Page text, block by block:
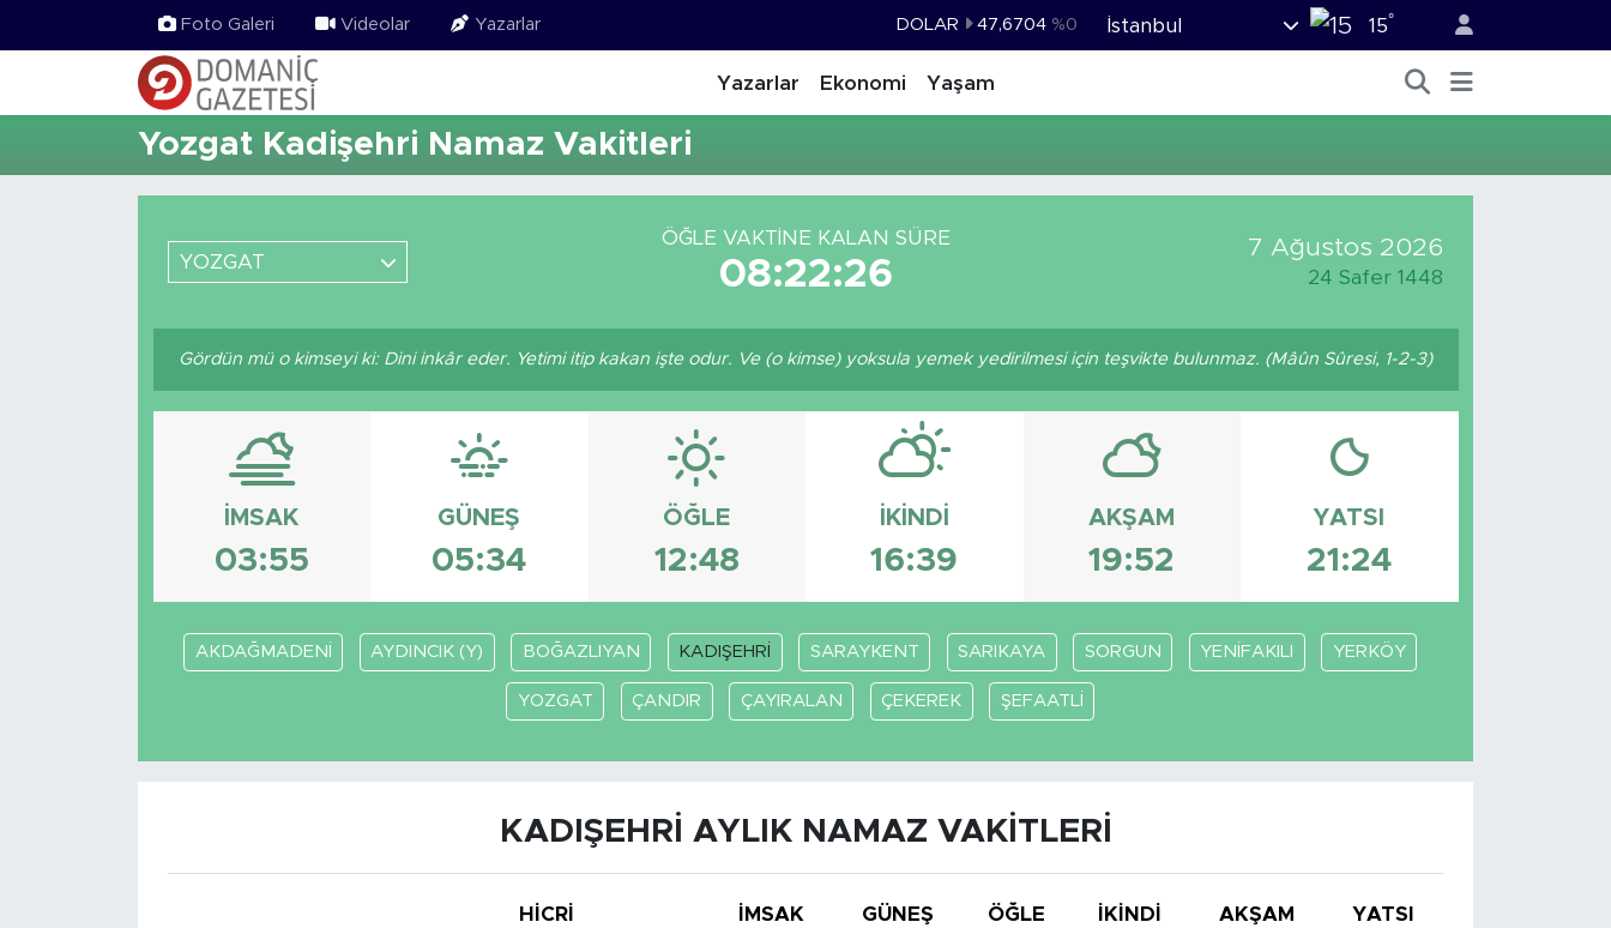
Foto Galeri Videolar Yazarlar DOLAR 47,6704 %0
STERLİN 64,2143 %0
BİST100 13.799 %70
BITCOIN 64.225,61
İstanbul 15°
Yazarlar Ekonomi Yaşam
Yozgat Kadişehri Namaz Vakitleri
YOZGAT
ÖĞLE VAKTINE KALAN SÜRE
08:22:26
7 Ağustos 2026
24 Safer 1448
Gördün mü o kimseyi ki: Dini inkâr eder. Yetimi itip kakan işte odur. Ve (o kimse) yoksula yemek yedirilmesi için teşvikte bulunmaz. (Mâûn Sûresi, 1-2-3)
İMSAK
03:55
GÜNEŞ
05:34
ÖĞLE
12:48
İKINDI
16:39
AKŞAM
19:52
YATSI
21:24
AKDAĞMADENİ AYDINCIK (Y) BOĞAZLIYAN KADIŞEHRİ SARAYKENT SARIKAYA SORGUN YENİFAKILI YERKÖY
YOZGAT ÇANDIR ÇAYIRALAN ÇEKEREK ŞEFAATLİ
KADIŞEHRİ AYLIK NAMAZ VAKITLERI
HİCRİ İMSAK GÜNEŞ ÖĞLE İKINDI AKŞAM
YATSI